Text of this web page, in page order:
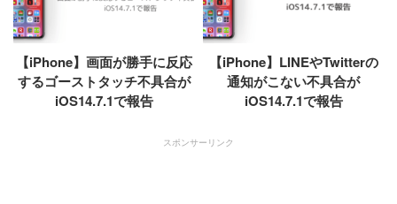
【iPhone】画面が勝手に反応
するゴーストタッチ不具合が
iOS14.7.1で報告
【iPhone】LINEやTwitterの
通知がこない不具合が
iOS14.7.1で報告
スポンサーリンク